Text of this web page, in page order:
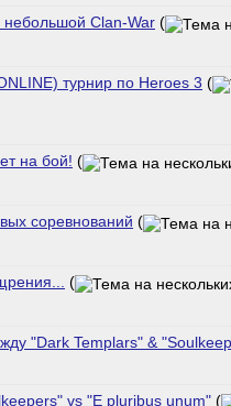
Clan-War (
турнир по Heroes 3 (
на бой! (
соревнований (
(
"Dark Templars" &
vs "E pluribus unum" (